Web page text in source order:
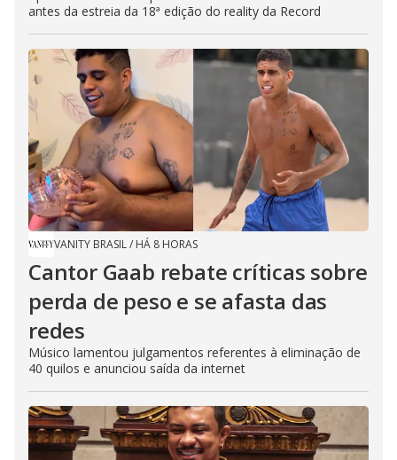
antes da estreia da 18ª edição do reality da Record
VANITY BRASIL/ HÁ 8 HORAS
Cantor Gaab rebate críticas sobre
perda de peso e se afasta das
redes
Músico lamentou julgamentos referentes à eliminação de
40 quilos e anunciou saída da internet